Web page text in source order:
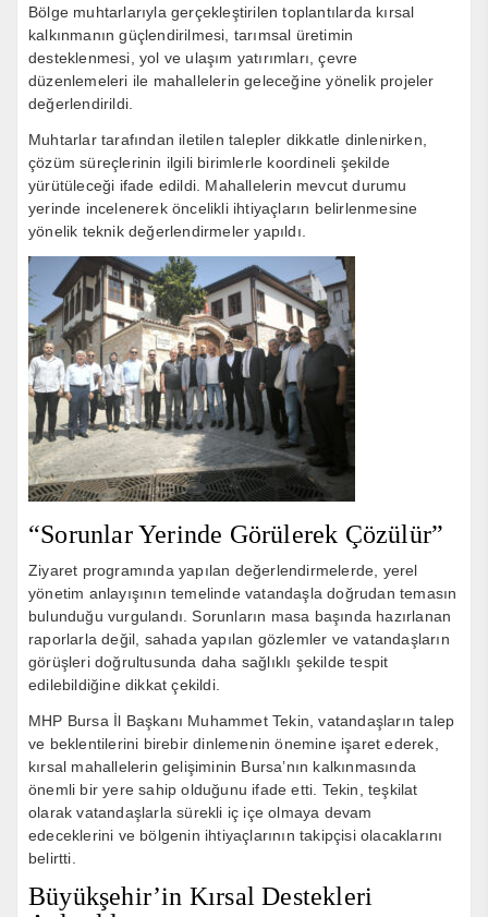
Bölge muhtarlarıyla gerçekleştirilen toplantılarda kırsal
kalkınmanın güçlendirilmesi, tarımsal üretimin
desteklenmesi, yol ve ulaşım yatırımları, çevre
düzenlemeleri ile mahallelerin geleceğine yönelik projeler
değerlendirildi.
Muhtarlar tarafından iletilen talepler dikkatle dinlenirken,
çözüm süreçlerinin ilgili birimlerle koordineli şekilde
yürütüleceği ifade edildi. Mahallelerin mevcut durumu
yerinde incelenerek öncelikli ihtiyaçların belirlenmesine
yönelik teknik değerlendirmeler yapıldı.
“Sorunlar Yerinde Görülerek Çözülür”
Ziyaret programında yapılan değerlendirmelerde, yerel
yönetim anlayışının temelinde vatandaşla doğrudan temasın
bulunduğu vurgulandı. Sorunların masa başında hazırlanan
raporlarla değil, sahada yapılan gözlemler ve vatandaşların
görüşleri doğrultusunda daha sağlıklı şekilde tespit
edilebildiğine dikkat çekildi.
MHP Bursa İl Başkanı Muhammet Tekin, vatandaşların talep
ve beklentilerini birebir dinlemenin önemine işaret ederek,
kırsal mahallelerin gelişiminin Bursa’nın kalkınmasında
önemli bir yere sahip olduğunu ifade etti. Tekin, teşkilat
olarak vatandaşlarla sürekli iç içe olmaya devam
edeceklerini ve bölgenin ihtiyaçlarının takipçisi olacaklarını
belirtti.
Büyükşehir’in Kırsal Destekleri